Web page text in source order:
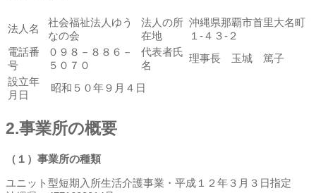
法人名
社会福祉法人ゆう
なの会
法人の所
在地
沖縄県那覇市首里大名町
１-４３-２
電話番
号
０９８－８８６－
５０７０
代表者氏
名
理事長 玉城 篤子
設立年
月日
昭和５０年９月４日
2.事業所の概要
（１）事業所の種類
ユニット型短期入所生活介護事業・平成１２年３月３日指定